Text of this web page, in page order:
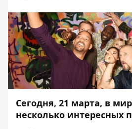
Сегодня, 21 марта, в
несколько интересных